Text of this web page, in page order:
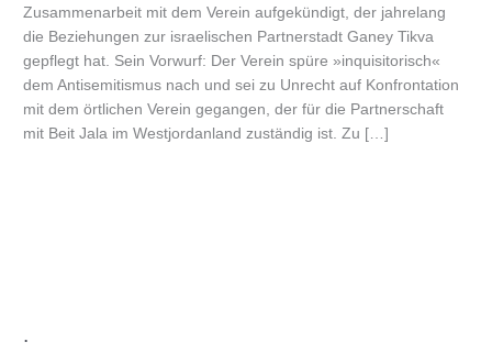
.
Zusammenarbeit mit dem Verein aufgekündigt, der jahrelang
die Beziehungen zur israelischen Partnerstadt Ganey Tikva
gepflegt hat. Sein Vorwurf: Der Verein spüre »inquisitorisch«
dem Antisemitismus nach und sei zu Unrecht auf Konfrontation
mit dem örtlichen Verein gegangen, der für die Partnerschaft
mit Beit Jala im Westjordanland zuständig ist. Zu […]